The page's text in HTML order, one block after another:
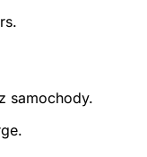
samochody.